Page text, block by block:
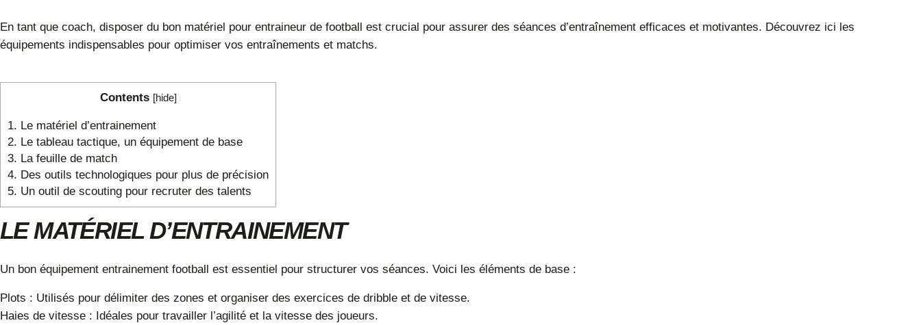
En tant que coach, disposer du bon matériel pour entraineur de football est crucial pour assurer des séances d’entraînement efficaces et motivantes. Découvrez ici les
équipements indispensables pour optimiser vos entraînements et matchs.
Contents [hide]
1. Le matériel d’entrainement
2. Le tableau tactique, un équipement de base
3. La feuille de match
4. Des outils technologiques pour plus de précision
5. Un outil de scouting pour recruter des talents
LE MATÉRIEL D’ENTRAINEMENT
Un bon équipement entrainement football est essentiel pour structurer vos séances. Voici les éléments de base :
Plots : Utilisés pour délimiter des zones et organiser des exercices de dribble et de vitesse.
Haies de vitesse : Idéales pour travailler l’agilité et la vitesse des joueurs.